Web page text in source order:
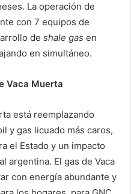
La operación de
con 7 equipos de
de shale gas en
en simultáneo.
Vaca Muerta
está reemplazando
y gas licuado más caros,
el Estado y un impacto
argentina. El gas de Vaca
con energía abundante y